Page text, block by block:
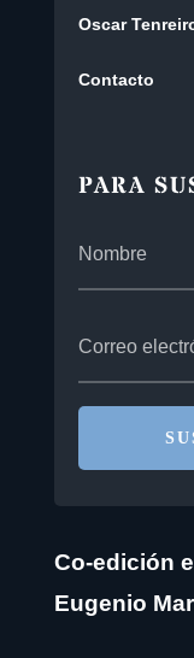
Oscar
Contacto
PARA
Co-edición
Eugenio